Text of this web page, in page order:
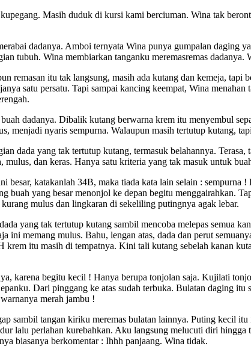
Masih duduk di kursi kami berciuman. Wina tak
dadanya. Amboi ternyata Wina punya gumpalan daging
tubuh. Wina membiarkan tanganku meremasremas
remasan itu tak langsung, masih ada kutang dan kemeja,
satu persatu. Tapi sampai kancing keempat, Wina menahan
dadanya. Dibalik kutang berwarna krem itu menyembul
menjadi nyaris sempurna. Walaupun masih tertutup kutang,
dada yang tak tertutup kutang, termasuk belahannya.
dan keras. Hanya satu kriteria yang tak masuk untuk
besar, katakanlah 34B, maka tiada kata lain selain :
buah yang besar menonjol ke depan begitu menggairahkan.
mulus dan lingkaran di sekeliling putingnya agak lebar.
yang tak tertutup kutang sambil mencoba melepas semua
ini memang mulus. Bahu, lengan atas, dada dan perut
krem itu masih di tempatnya. Kini tali kutang sebelah kanan
karena begitu kecil ! Hanya berupa tonjolan saja. Kujilati
Dari pinggang ke atas sudah terbuka. Bulatan daging itu
merah jambu !
sambil tangan kiriku meremas bulatan lainnya. Puting kecil
lalu perlahan kurebahkan. Aku langsung melucuti diri
biasanya berkomentar : Ihhh panjaang. Wina tidak.